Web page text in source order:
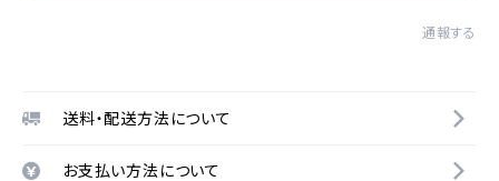
通報する
送料・配送方法について
お支払い方法について